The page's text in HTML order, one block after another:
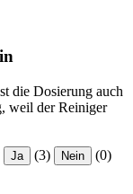
die Dosierung auch
weil der Reiniger
Ja (3) Nein (0)